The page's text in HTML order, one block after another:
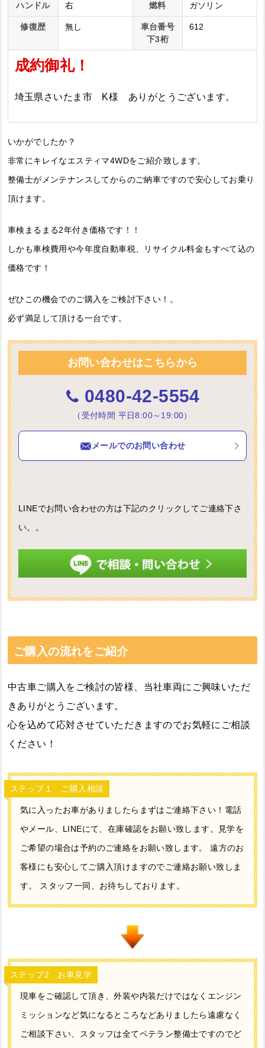
ハンドル 右 燃料 ガソリン
修復歴 無し
車台番号
下3桁
612
成約御礼！
埼玉県さいたま市 K様 ありがとうございます。
いかがでしたか？
非常にキレイなエスティマ4WDをご紹介致します。
整備士がメンテナンスしてからのご納車ですので安心してお乗り
頂けます。
車検まるまる2年付き価格です！！
しかも車検費用や今年度自動車税、リサイクル料金もすべて込の
価格です！
ぜひこの機会でのご購入をご検討下さい！。
必ず満足して頂ける一台です。
お問い合わせはこちらから
0480-42-5554
（受付時間 平日8:00～19:00）
メールでのお問い合わせ
LINEでお問い合わせの方は下記のクリックしてご連絡下さ
い。。
ご購入の流れをご紹介
中古車ご購入をご検討の皆様、当社車両にご興味いただ
きありがとうございます。
心を込めて応対させていただきますのでお気軽にご相談
ください！
ステップ１ ご購入相談
気に入ったお車がありましたらまずはご連絡下さい！電話
やメール、LINEにて、在庫確認をお願い致します。見学を
ご希望の場合は予約のご連絡をお願い致します。 遠方のお
客様にも安心してご購入頂けますのでご連絡お願い致しま
す。 スタッフ一同、お待ちしております。
ステップ2 お車見学
現車をご確認して頂き、外装や内装だけではなくエンジン
ミッションなど気になるところなどありましたら遠慮なく
ご相談下さい、スタッフは全てベテラン整備士ですのでど